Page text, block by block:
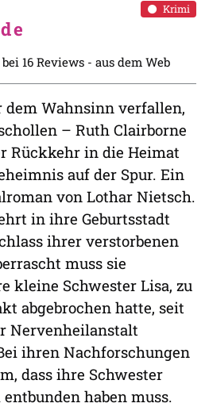
Krimi
16 Reviews - aus dem Web
dem Wahnsinn verfallen,
– Ruth Clairborne
Rückkehr in die Heimat
auf der Spur. Ein
von Lothar Nietsch.
in ihre Geburtsstadt
ihrer verstorbenen
muss sie
kleine Schwester Lisa, zu
abgebrochen hatte, seit
Nervenheilanstalt
ihren Nachforschungen
dass ihre Schwester
haben muss.